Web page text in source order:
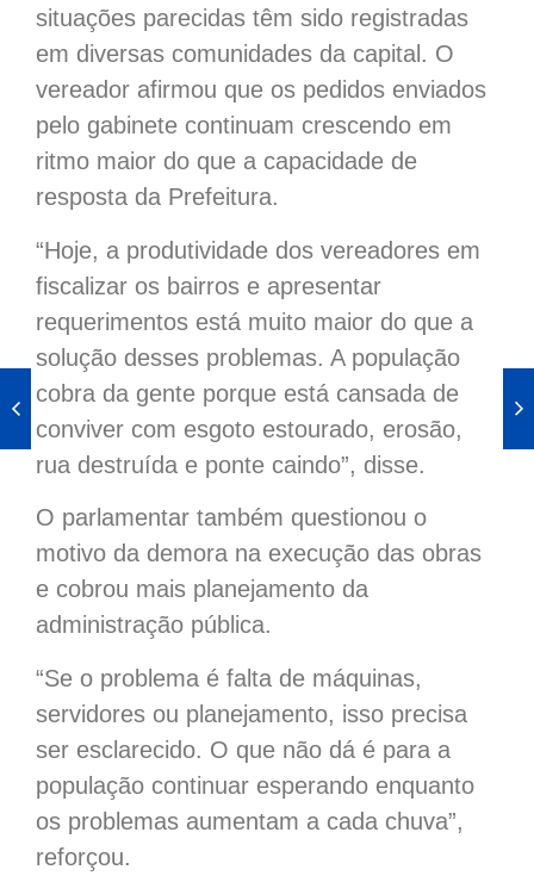
situações parecidas têm sido registradas
em diversas comunidades da capital. O
vereador afirmou que os pedidos enviados
pelo gabinete continuam crescendo em
ritmo maior do que a capacidade de
resposta da Prefeitura.
“Hoje, a produtividade dos vereadores em
fiscalizar os bairros e apresentar
requerimentos está muito maior do que a
solução desses problemas. A população
cobra da gente porque está cansada de
conviver com esgoto estourado, erosão,
rua destruída e ponte caindo”, disse.
O parlamentar também questionou o
motivo da demora na execução das obras
e cobrou mais planejamento da
administração pública.
“Se o problema é falta de máquinas,
servidores ou planejamento, isso precisa
ser esclarecido. O que não dá é para a
população continuar esperando enquanto
os problemas aumentam a cada chuva”,
reforçou.